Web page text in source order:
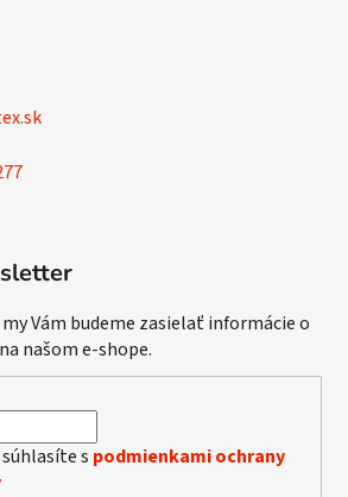
Vám budeme zasielať informácie o
našom e-shope.
s podmienkami ochrany